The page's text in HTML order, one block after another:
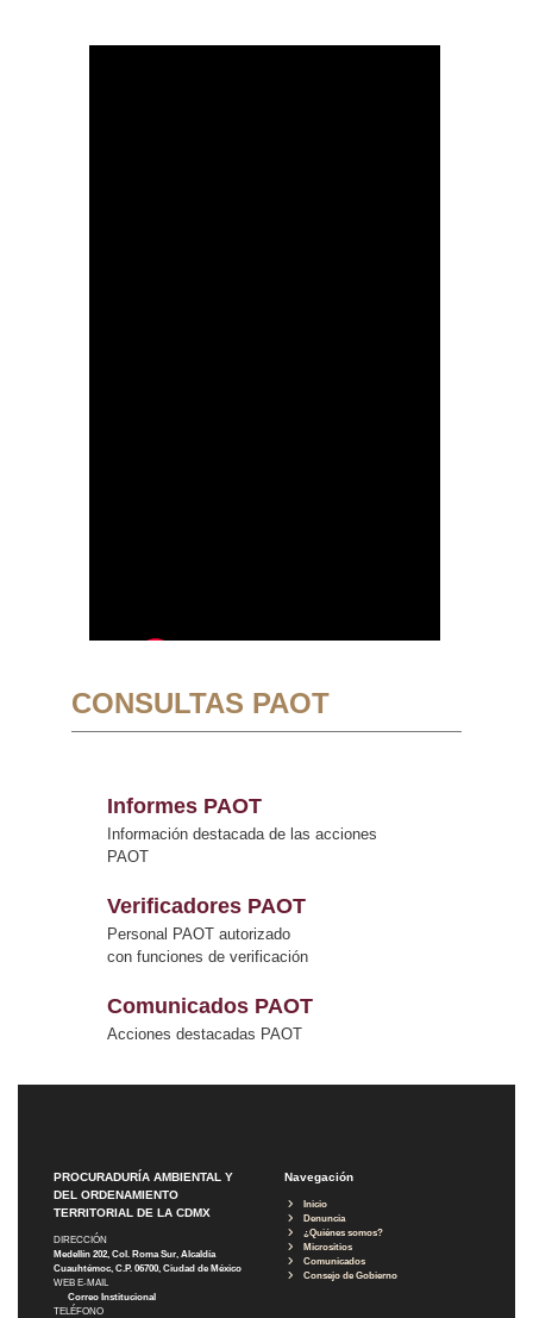
CONSULTAS PAOT
Informes PAOT
Información destacada de las acciones
PAOT
Verificadores PAOT
Personal PAOT autorizado
con funciones de verificación
Comunicados PAOT
Acciones destacadas PAOT
PROCURADURÍA AMBIENTAL Y
DEL ORDENAMIENTO
TERRITORIAL DE LA CDMX
DIRECCIÓN
Medellín 202, Col. Roma Sur, Alcaldía
Cuauhtémoc, C.P. 06700, Ciudad de México
WEB E-MAIL
Correo Institucional
TELÉFONO
Navegación
Inicio
Denuncia
¿Quiénes somos?
Micrositios
Comunicados
Consejo de Gobierno